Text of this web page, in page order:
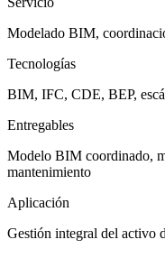
Modelado BIM,
Tecnologías
BIM, IFC, CDE, BEP,
Entregables
Modelo BIM coordinado,
mantenimiento
Aplicación
Gestión integral del activo